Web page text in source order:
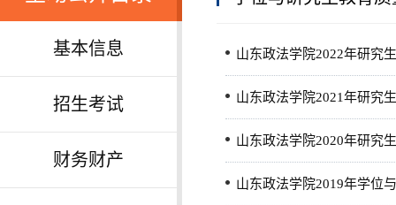
基本信息
招生考试
财务财产
山东政法学院2022年研究
山东政法学院2021年研究
山东政法学院2020年研究
山东政法学院2019年学位